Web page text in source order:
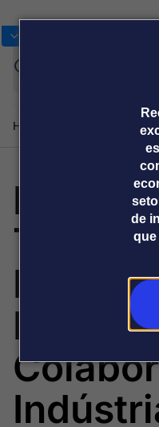
de
que
Home Produtos e soluções
Plataformas
Broadcast
Melhor